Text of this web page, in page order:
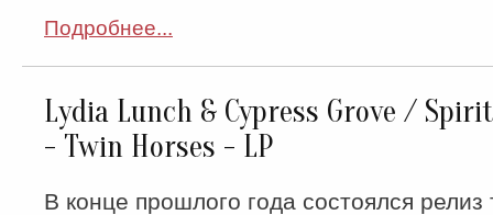
Подробнее...
Lydia Lunch & Cypress Grove /
‎- Twin Horses - LP
В конце прошлого года состоялся релиз